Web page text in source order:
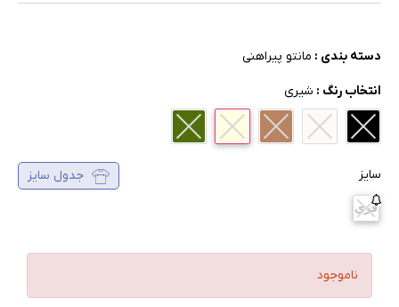
دسته بندی : مانتو پیراهنی
انتخاب رنگ : شیری
سایز جدول سایز
فری
ناموجود